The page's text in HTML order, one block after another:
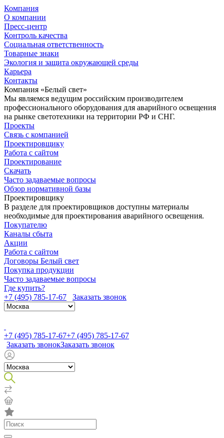
Компания
О компании
Пресс-центр
Контроль качества
Социальная ответственность
Товарные знаки
Экология и защита окружающей среды
Карьера
Контакты
Компания «Белый свет»
Мы являемся ведущим российским производителем
профессионального оборудования для аварийного освещения
на рынке светотехники на территории РФ и СНГ.
Проекты
Связь с компанией
Проектировщику
Работа с сайтом
Проектирование
Скачать
Часто задаваемые вопросы
Обзор нормативной базы
Проектировщику
В разделе для проектировщиков доступны материалы
необходимые для проектирования аварийного освещения.
Покупателю
Каналы сбыта
Акции
Работа с сайтом
Договоры Белый свет
Покупка продукции
Часто задаваемые вопросы
Где купить?
+7 (495) 785-17-67
Заказать звонок
+7 (495) 785-17-67+7 (495) 785-17-67
Заказать звонокЗаказать звонок